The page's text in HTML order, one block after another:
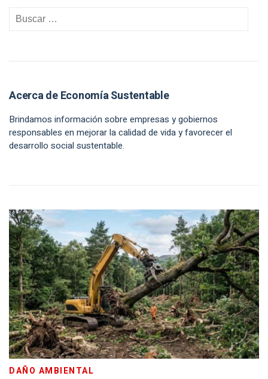
Acerca de Economía Sustentable
Brindamos información sobre empresas y gobiernos
responsables en mejorar la calidad de vida y favorecer el
desarrollo social sustentable.
DAÑO AMBIENTAL